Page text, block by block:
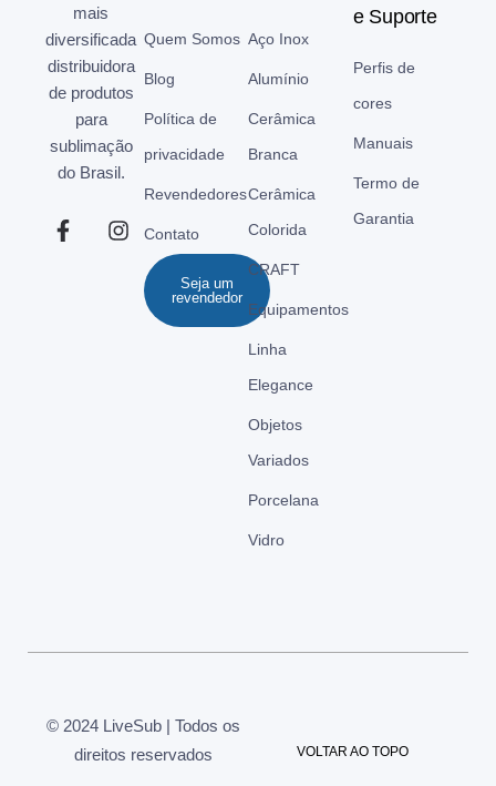
mais
diversificada
distribuidora
de produtos
para
sublimação
do Brasil.
Quem Somos
Blog
Política de
privacidade
Revendedores
Contato
Seja um
revendedor
Aço Inox
Alumínio
Cerâmica
Branca
Cerâmica
Colorida
CRAFT
Equipamentos
Linha
Elegance
Objetos
Variados
Porcelana
Vidro
e Suporte
Perfis de
cores
Manuais
Termo de
Garantia
© 2024 LiveSub | Todos os
direitos reservados
VOLTAR AO TOPO